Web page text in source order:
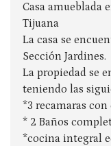
Casa amueblada
Tijuana
La casa se
Sección Jardines.
La propiedad se
teniendo las
*3 recamaras con
* 2 Baños
*cocina integral